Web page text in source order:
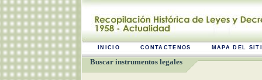
INICIO CONTACTENOS MAPA DEL
Buscar instrumentos legales